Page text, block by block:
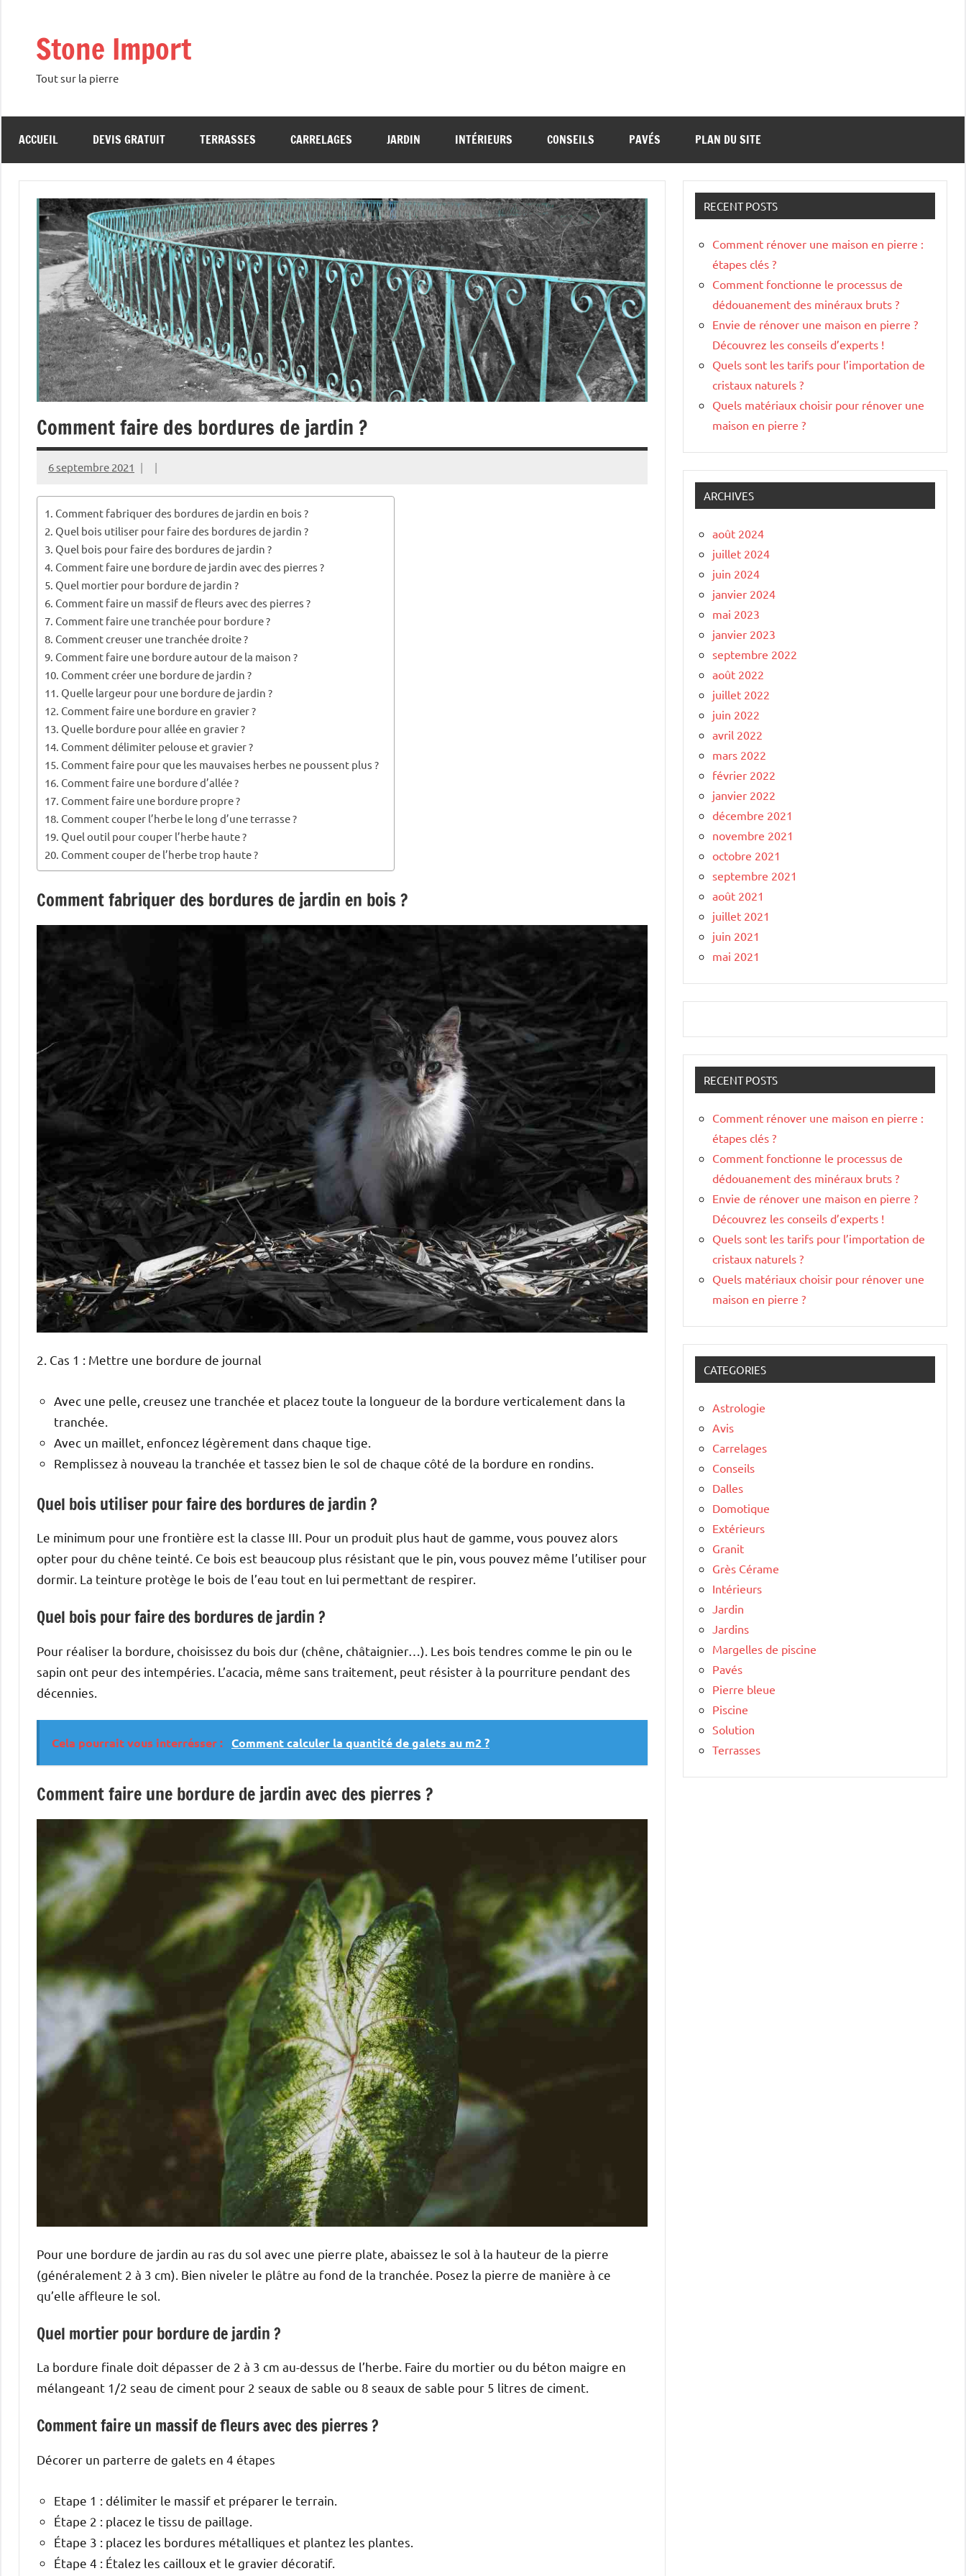
contenuStone Import
Tout sur la pierre
ACCUEIL DEVIS GRATUIT TERRASSES CARRELAGES JARDIN INTÉRIEURS CONSEILS PAVÉS PLAN DU SITE
Comment faire des bordures de jardin ?
6 septembre 2021
Comment fabriquer des bordures de jardin en bois ?
Quel bois utiliser pour faire des bordures de jardin ?
Quel bois pour faire des bordures de jardin ?
Comment faire une bordure de jardin avec des pierres ?
Quel mortier pour bordure de jardin ?
Comment faire un massif de fleurs avec des pierres ?
Comment faire une tranchée pour bordure ?
Comment creuser une tranchée droite ?
Comment faire une bordure autour de la maison ?
Comment créer une bordure de jardin ?
Quelle largeur pour une bordure de jardin ?
Comment faire une bordure en gravier ?
Quelle bordure pour allée en gravier ?
Comment délimiter pelouse et gravier ?
Comment faire pour que les mauvaises herbes ne poussent plus ?
Comment faire une bordure d’allée ?
Comment faire une bordure propre ?
Comment couper l’herbe le long d’une terrasse ?
Quel outil pour couper l’herbe haute ?
Comment couper de l’herbe trop haute ?
Comment fabriquer des bordures de jardin en bois ?
2. Cas 1 : Mettre une bordure de journal
Avec une pelle, creusez une tranchée et placez toute la longueur de la bordure verticalement dans la
tranchée.
Avec un maillet, enfoncez légèrement dans chaque tige.
Remplissez à nouveau la tranchée et tassez bien le sol de chaque côté de la bordure en rondins.
Quel bois utiliser pour faire des bordures de jardin ?
Le minimum pour une frontière est la classe III. Pour un produit plus haut de gamme, vous pouvez alors
opter pour du chêne teinté. Ce bois est beaucoup plus résistant que le pin, vous pouvez même l’utiliser pour
dormir. La teinture protège le bois de l’eau tout en lui permettant de respirer.
Quel bois pour faire des bordures de jardin ?
Pour réaliser la bordure, choisissez du bois dur (chêne, châtaignier…). Les bois tendres comme le pin ou le
sapin ont peur des intempéries. L’acacia, même sans traitement, peut résister à la pourriture pendant des
décennies.
Cela pourrait vous interrésser : Comment calculer la quantité de galets au m2 ?
Comment faire une bordure de jardin avec des pierres ?
Pour une bordure de jardin au ras du sol avec une pierre plate, abaissez le sol à la hauteur de la pierre
(généralement 2 à 3 cm). Bien niveler le plâtre au fond de la tranchée. Posez la pierre de manière à ce
qu’elle affleure le sol.
Quel mortier pour bordure de jardin ?
La bordure finale doit dépasser de 2 à 3 cm au-dessus de l’herbe. Faire du mortier ou du béton maigre en
mélangeant 1/2 seau de ciment pour 2 seaux de sable ou 8 seaux de sable pour 5 litres de ciment.
Comment faire un massif de fleurs avec des pierres ?
Décorer un parterre de galets en 4 étapes
Etape 1 : délimiter le massif et préparer le terrain.
Étape 2 : placez le tissu de paillage.
Étape 3 : placez les bordures métalliques et plantez les plantes.
Étape 4 : Étalez les cailloux et le gravier décoratif.
RECENT POSTS
Comment rénover une maison en pierre :
étapes clés ?
Comment fonctionne le processus de
dédouanement des minéraux bruts ?
Envie de rénover une maison en pierre ?
Découvrez les conseils d’experts !
Quels sont les tarifs pour l’importation de
cristaux naturels ?
Quels matériaux choisir pour rénover une
maison en pierre ?
ARCHIVES
août 2024
juillet 2024
juin 2024
janvier 2024
mai 2023
janvier 2023
septembre 2022
août 2022
juillet 2022
juin 2022
avril 2022
mars 2022
février 2022
janvier 2022
décembre 2021
novembre 2021
octobre 2021
septembre 2021
août 2021
juillet 2021
juin 2021
mai 2021
RECENT POSTS
Comment rénover une maison en pierre :
étapes clés ?
Comment fonctionne le processus de
dédouanement des minéraux bruts ?
Envie de rénover une maison en pierre ?
Découvrez les conseils d’experts !
Quels sont les tarifs pour l’importation de
cristaux naturels ?
Quels matériaux choisir pour rénover une
maison en pierre ?
CATEGORIES
Astrologie
Avis
Carrelages
Conseils
Dalles
Domotique
Extérieurs
Granit
Grès Cérame
Intérieurs
Jardin
Jardins
Margelles de piscine
Pavés
Pierre bleue
Piscine
Solution
Terrasses